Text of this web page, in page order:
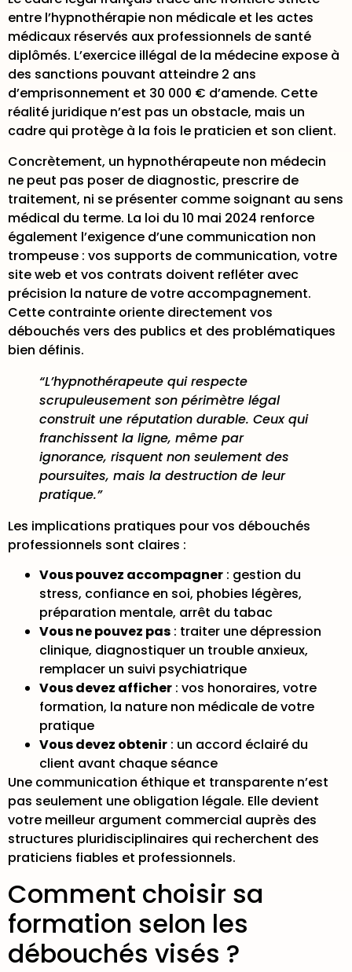
entre l’hypnothérapie non médicale et les actes
médicaux réservés aux professionnels de santé
diplômés. L’exercice illégal de la médecine expose à
des sanctions pouvant atteindre 2 ans
d’emprisonnement et 30 000 € d’amende. Cette
réalité juridique n’est pas un obstacle, mais un
cadre qui protège à la fois le praticien et son client.
Concrètement, un hypnothérapeute non médecin
ne peut pas poser de diagnostic, prescrire de
traitement, ni se présenter comme soignant au sens
médical du terme. La loi du 10 mai 2024 renforce
également l’exigence d’une communication non
trompeuse : vos supports de communication, votre
site web et vos contrats doivent refléter avec
précision la nature de votre accompagnement.
Cette contrainte oriente directement vos
débouchés vers des publics et des problématiques
bien définis.
“L’hypnothérapeute qui respecte
scrupuleusement son périmètre légal
construit une réputation durable. Ceux qui
franchissent la ligne, même par
ignorance, risquent non seulement des
poursuites, mais la destruction de leur
pratique.”
Les implications pratiques pour vos débouchés
professionnels sont claires :
Vous pouvez accompagner : gestion du
stress, confiance en soi, phobies légères,
préparation mentale, arrêt du tabac
Vous ne pouvez pas : traiter une dépression
clinique, diagnostiquer un trouble anxieux,
remplacer un suivi psychiatrique
Vous devez afficher : vos honoraires, votre
formation, la nature non médicale de votre
pratique
Vous devez obtenir : un accord éclairé du
client avant chaque séance
Une communication éthique et transparente n’est
pas seulement une obligation légale. Elle devient
votre meilleur argument commercial auprès des
structures pluridisciplinaires qui recherchent des
praticiens fiables et professionnels.
Comment choisir sa
formation selon les
débouchés visés ?